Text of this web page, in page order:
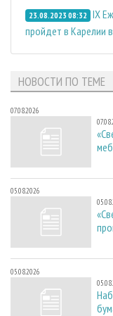
23.08.2023 08:32 IX
пройдет в Карелии
НОВОСТИ ПО ТЕМЕ
07.08.2026
05.08.2026
05.08.2026